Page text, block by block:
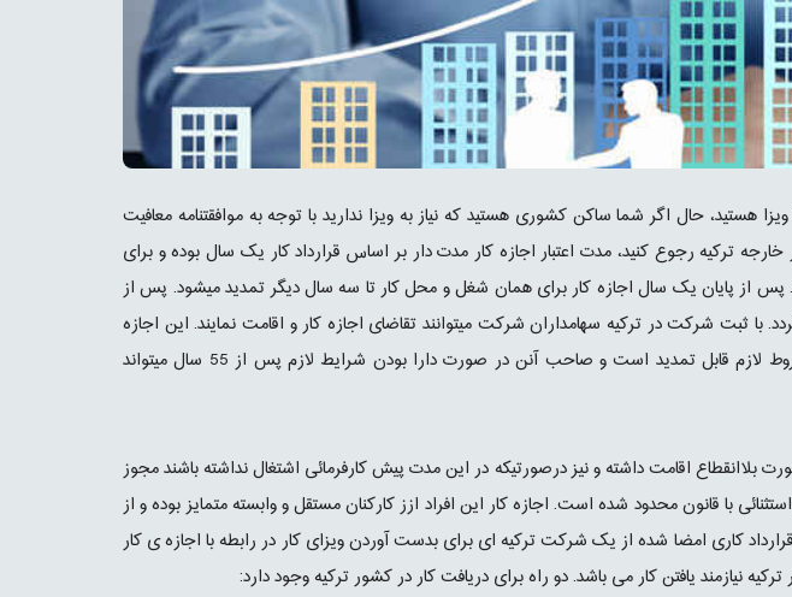
هستید، حال اگر شما ساکن کشوری هستید که نیاز به ویزا ندارید با توجه به موافقتنامه معافیت
ترکیه رجوع کنید، مدت اعتبار اجازه کار مدت دار بر اساس قرارداد کار یک سال بوده و برای
از پایان یک سال اجازه کار برای همان شغل و محل کار تا سه سال دیگر تمدید میشود. پس از
با ثبت شرکت در ترکیه سهامداران شرکت میتوانند تقاضای اجازه کار و اقامت نمایند. این اجازه
کار و دفترچه اقامت هر سال به شرط حائز بودن شروط لازم قابل تمدید است و صاحب آنن در صورت دارا بودن شرایط لازم پس از 55 سال میتواند
اقامت داشته و نیز درصورتیکه در این مدت پیش کارفرمائی اشتغال نداشته باشند مجوز
با قانون محدود شده است. اجازه کار این افراد ازز کارکنان مستقل و وابسته متمایز بوده و از
کاری امضا شده از یک شرکت ترکیه ای برای بدست آوردن ویزای کار در رابطه با اجازه ی کار
یافتن کار می باشد. دو راه برای دریافت کار در کشور ترکیه وجود دارد: